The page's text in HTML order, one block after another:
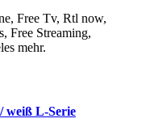
Free Tv, Rtl now,
Free Streaming,
mehr.
weiß L-Serie